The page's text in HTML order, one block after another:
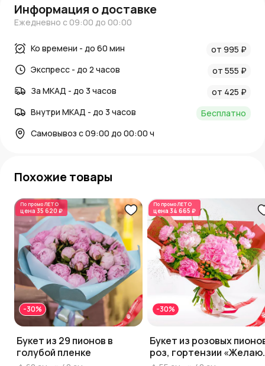
Информация о доставке
Ежедневно с 09:00 до 00:00
Ко времени - до 60 мин
от 995 ₽
Экспресс - до 2 часов
от 555 ₽
За МКАД - до 3 часов
от 425 ₽
Внутри МКАД - до 3 часов
Бесплатно
Самовывоз с 09:00 до 00:00 ч
Похожие товары
По промоЛЕТО
цена 35 620 ₽
-30%
Букет из 29 пионов в
голубой пленке
По промоЛЕТО
цена 34 665 ₽
-30%
Букет из розовых
роз, гортензии «Желаю